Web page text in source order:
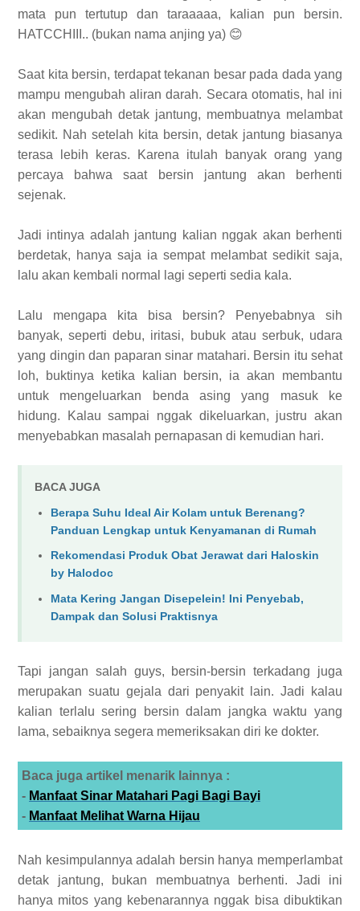
mata pun tertutup dan taraaaaa, kalian pun bersin.
HATCCHIII.. (bukan nama anjing ya) 😊
Saat kita bersin, terdapat tekanan besar pada dada yang
mampu mengubah aliran darah. Secara otomatis, hal ini
akan mengubah detak jantung, membuatnya melambat
sedikit. Nah setelah kita bersin, detak jantung biasanya
terasa lebih keras. Karena itulah banyak orang yang
percaya bahwa saat bersin jantung akan berhenti
sejenak.
Jadi intinya adalah jantung kalian nggak akan berhenti
berdetak, hanya saja ia sempat melambat sedikit saja,
lalu akan kembali normal lagi seperti sedia kala.
Lalu mengapa kita bisa bersin? Penyebabnya sih
banyak, seperti debu, iritasi, bubuk atau serbuk, udara
yang dingin dan paparan sinar matahari. Bersin itu sehat
loh, buktinya ketika kalian bersin, ia akan membantu
untuk mengeluarkan benda asing yang masuk ke
hidung. Kalau sampai nggak dikeluarkan, justru akan
menyebabkan masalah pernapasan di kemudian hari.
BACA JUGA
Berapa Suhu Ideal Air Kolam untuk Berenang?
Panduan Lengkap untuk Kenyamanan di Rumah
Rekomendasi Produk Obat Jerawat dari Haloskin
by Halodoc
Mata Kering Jangan Disepelein! Ini Penyebab,
Dampak dan Solusi Praktisnya
Tapi jangan salah guys, bersin-bersin terkadang juga
merupakan suatu gejala dari penyakit lain. Jadi kalau
kalian terlalu sering bersin dalam jangka waktu yang
lama, sebaiknya segera memeriksakan diri ke dokter.
Baca juga artikel menarik lainnya :
- Manfaat Sinar Matahari Pagi Bagi Bayi
- Manfaat Melihat Warna Hijau
Nah kesimpulannya adalah bersin hanya memperlambat
detak jantung, bukan membuatnya berhenti. Jadi ini
hanya mitos yang kebenarannya nggak bisa dibuktikan